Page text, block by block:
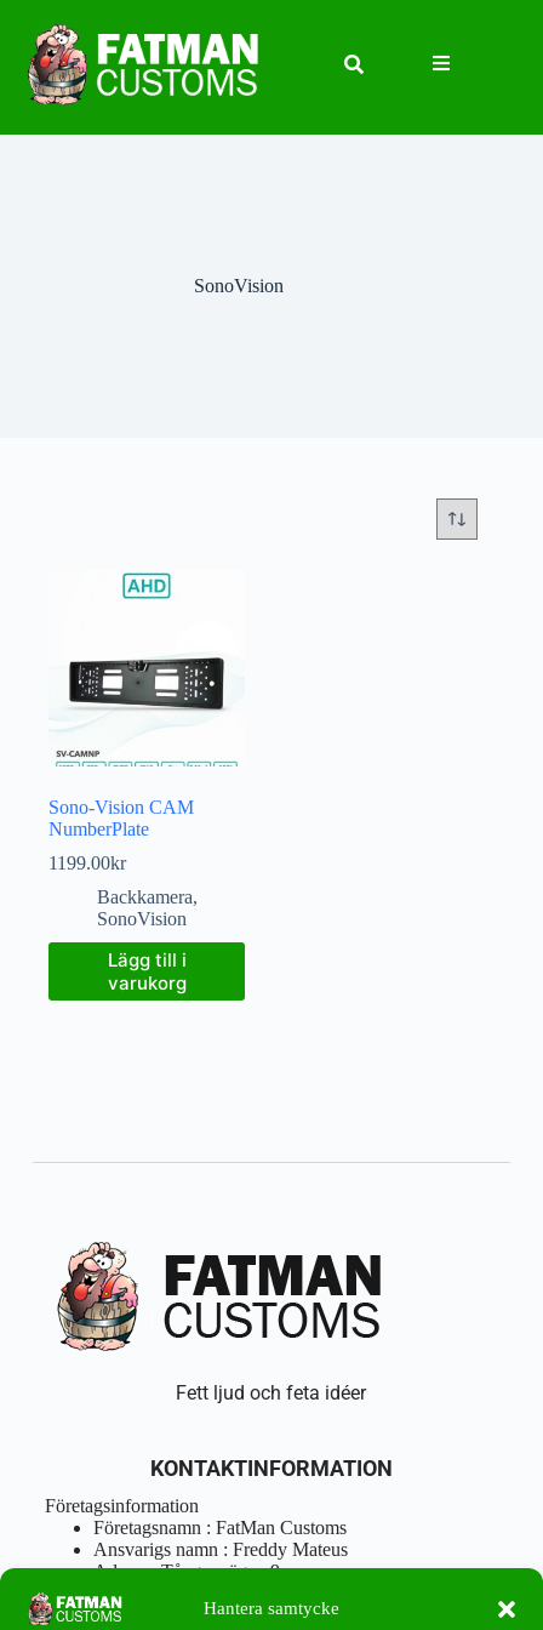
Hantera samtycke
SonoVision
Sono-Vision CAM
NumberPlate
1199.00kr
Backkamera,
SonoVision
Lägg till i
varukorg
Fett ljud och feta idéer
KONTAKTINFORMATION
Företagsinformation
Företagsnamn : FatMan Customs
Ansvarigs namn : Freddy Mateus
Adress : Tångenvägen 9
Postnr : 417 46 Göteborg
Tel : 0762919666